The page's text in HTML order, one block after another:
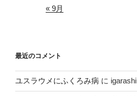
« 9月
最近のコメント
ユスラウメにふくろみ病 に igarashi